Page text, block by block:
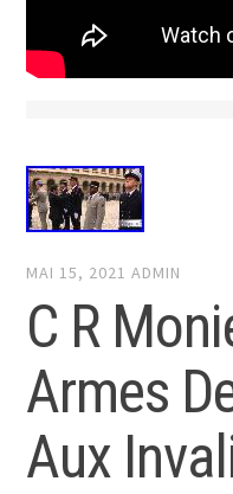
MAI 15, 2021 ADMIN
C R
Armes
Aux